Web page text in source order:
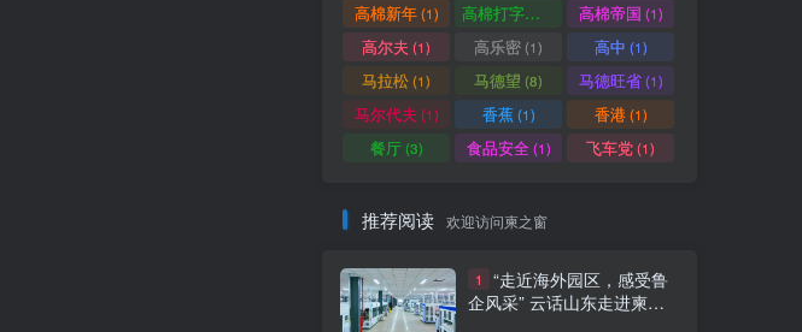
高棉新年(1) 高棉打字机 高棉帝国 (1)
高尔夫 (1) 高乐密 (1) 高中 (1)
马拉松(1) 马德望 (8) 马德旺省(1)
马尔代夫 (1) 香蕉(1) 香港(1)
餐厅(3) 食品安全(1) 飞车党(1)
推荐阅读 欢迎访问柬之窗
1
“走近海外园区，感受鲁
企风采” 云话山东走进柬埔